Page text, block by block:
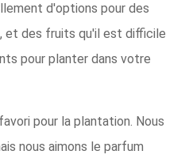
d'options pour des
et des fruits qu'il est difficile
pour planter dans votre
pour la plantation. Nous
nous aimons le parfum